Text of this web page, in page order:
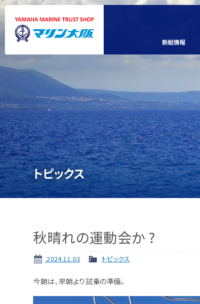
新艇情報
トピックス
秋晴れの運動会か ?
2024.11.03 トピックス
今朝は、早朝より試乗の準備。